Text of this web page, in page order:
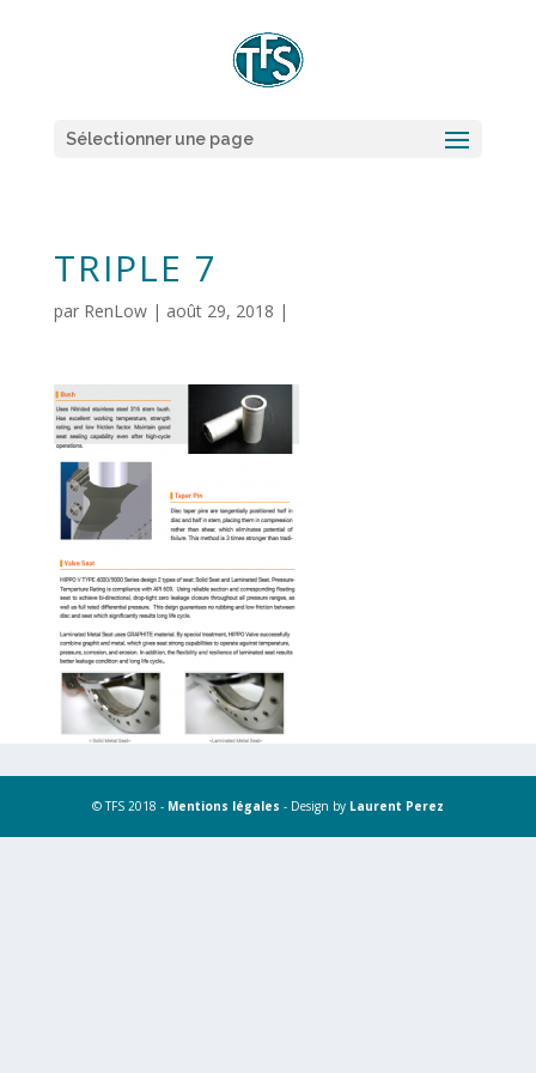
Sélectionner une page
TRIPLE 7
par RenLow| août 29, 2018 |
© TFS 2018 - Mentions légales - Design by Laurent Perez